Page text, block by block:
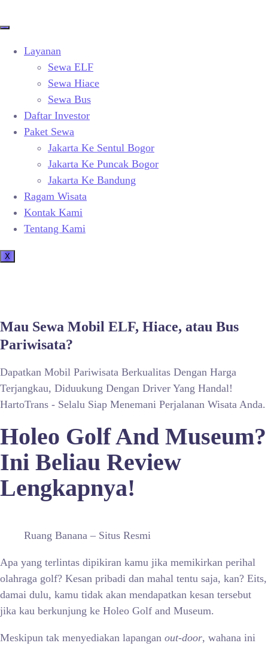
Layanan
Sewa ELF
Sewa Hiace
Sewa Bus
Daftar Investor
Paket Sewa
Jakarta Ke Sentul Bogor
Jakarta Ke Puncak Bogor
Jakarta Ke Bandung
Ragam Wisata
Kontak Kami
Tentang Kami
X
Mau Sewa Mobil ELF, Hiace, atau Bus
Pariwisata?
Dapatkan Mobil Pariwisata Berkualitas Dengan Harga
Terjangkau, Diduukung Dengan Driver Yang Handal!
HartoTrans - Selalu Siap Menemani Perjalanan Wisata Anda.
Holeo Golf And Museum?
Ini Beliau Review
Lengkapnya!
Ruang Banana – Situs Resmi
Apa yang terlintas dipikiran kamu jika memikirkan perihal
olahraga golf? Kesan pribadi dan mahal tentu saja, kan? Eits,
damai dulu, kamu tidak akan mendapatkan kesan tersebut
jika kau berkunjung ke Holeo Golf and Museum.
Meskipun tak menyediakan lapangan out-door, wahana ini